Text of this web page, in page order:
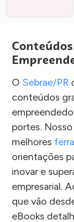
O Sebrae/PR
conteúdos
portes.
melhores
orientações
inovar e
empresarial.
que vão
eBooks